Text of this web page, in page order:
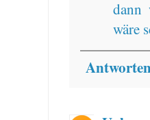
dann
wäre